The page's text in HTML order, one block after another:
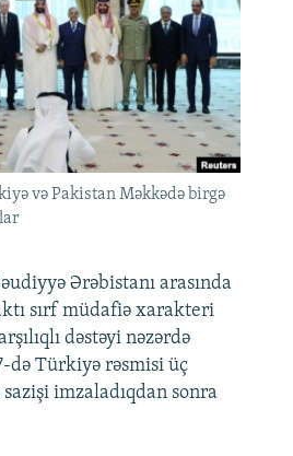
və Pakistan Məkkədə birgə
Ərəbistanı arasında
sırf müdafiə xarakteri
dəstəyi nəzərdə
də Türkiyə rəsmisi üç
imzaladıqdan sonra